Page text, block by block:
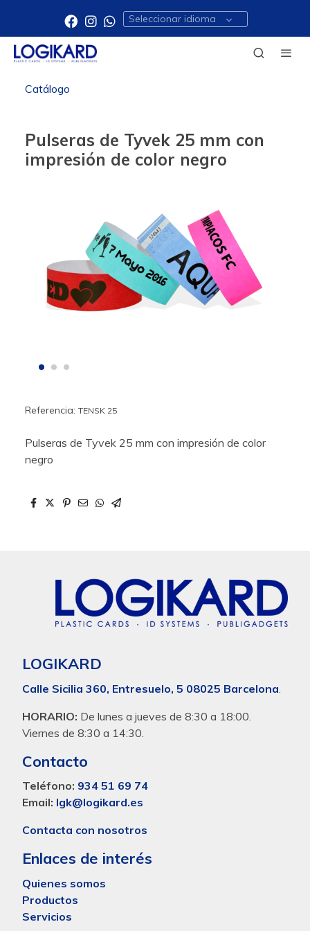
Seleccionar idioma
Catálogo
Pulseras de Tyvek 25 mm con
impresión de color negro
Referencia: TENSK 25
Pulseras de Tyvek 25 mm con impresión de color
negro
LOGIKARD
Calle Sicilia 360, Entresuelo, 5 08025 Barcelona
HORARIO: De lunes a jueves de 8:30 a 18:00.
Viernes de 8:30 a 14:30.
Contacto
Teléfono: 934 51 69 74
Email: lgk@logikard.es
Contacta con nosotros
Enlaces de interés
Quienes somos
Productos
Servicios